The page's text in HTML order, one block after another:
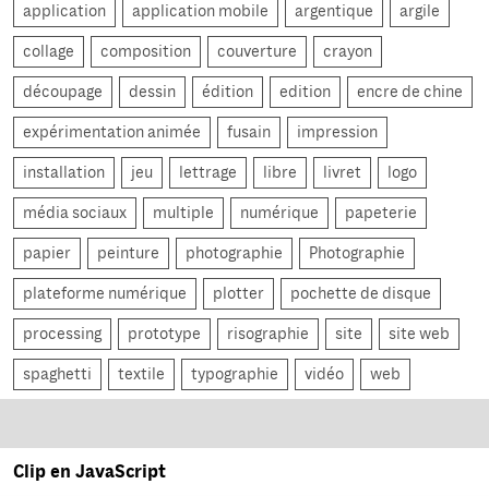
application application mobile argentique argile
collage composition couverture crayon
découpage dessin édition edition encre de chine
expérimentation animée fusain impression
installation jeu lettrage libre livret logo
média sociaux multiple numérique papeterie
papier peinture photographie Photographie
plateforme numérique plotter pochette de disque
processing prototype risographie site site web
spaghetti textile typographie vidéo web
Clip en JavaScript